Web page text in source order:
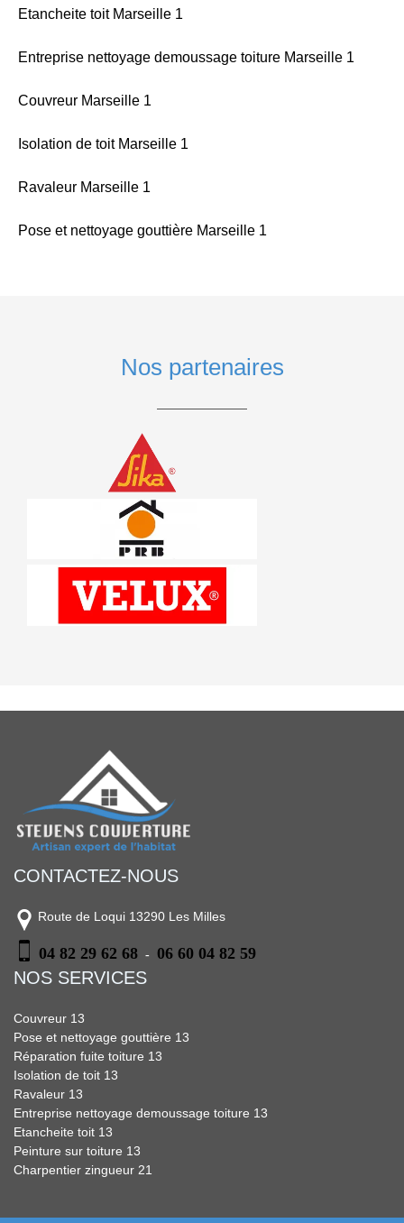
Etancheite toit Marseille 1
Entreprise nettoyage demoussage toiture Marseille 1
Couvreur Marseille 1
Isolation de toit Marseille 1
Ravaleur Marseille 1
Pose et nettoyage gouttière Marseille 1
Nos partenaires
CONTACTEZ-NOUS
Route de Loqui 13290 Les Milles
04 82 29 62 68 - 06 60 04 82 59
NOS SERVICES
Couvreur 13
Pose et nettoyage gouttière 13
Réparation fuite toiture 13
Isolation de toit 13
Ravaleur 13
Entreprise nettoyage demoussage toiture 13
Etancheite toit 13
Peinture sur toiture 13
Charpentier zingueur 21